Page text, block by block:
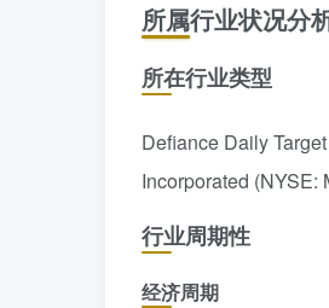
所属行业状况分
所在行业类型
Defiance Daily
Incorporated (NYSE:
行业周期性
经济周期